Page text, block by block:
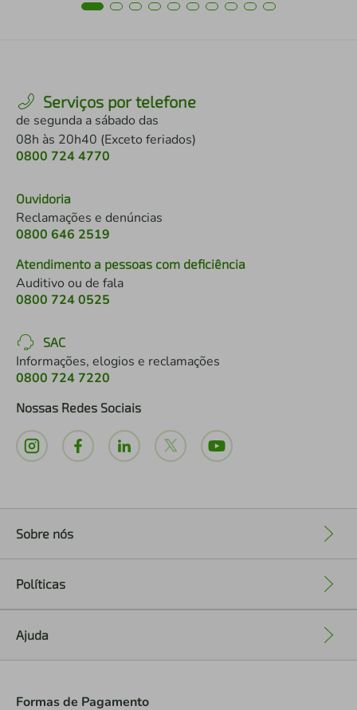
Serviços por telefone
de segunda a sábado das
08h às 20h40 (Exceto feriados)
0800 724 4770
Ouvidoria
Reclamações e denúncias
0800 646 2519
Atendimento a pessoas com deficiência
Auditivo ou de fala
0800 724 0525
SAC
Informações, elogios e reclamações
0800 724 7220
Nossas Redes Sociais
Sobre nós
Políticas
Ajuda
Formas de Pagamento